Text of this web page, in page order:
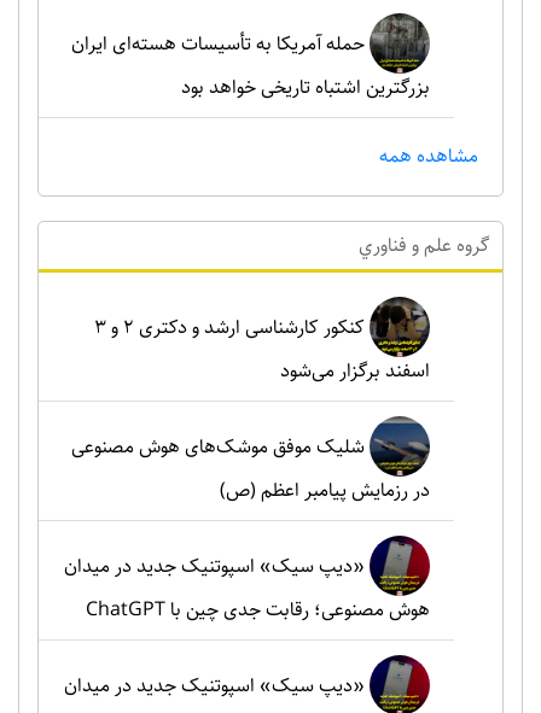
حمله آمریکا به تأسیسات هسته‌ای ایران
بزرگترین اشتباه تاریخی خواهد بود
مشاهده همه
گروه علم و فناوري
کنکور کارشناسی ارشد و دکتری ۲ و ۳
اسفند برگزار می‌شود
شلیک موفق موشک‌های هوش مصنوعی
در رزمایش پیامبر اعظم (ص)
«دیپ سیک» اسپوتنیک جدید در میدان
هوش مصنوعی؛ رقابت جدی چین با ChatGPT
«دیپ سیک» اسپوتنیک جدید در میدان